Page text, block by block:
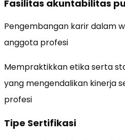
Fasilitas akuntabilitas
Pengembangan karir dalam
anggota profesi
Mempraktikkan etika serta
yang mengendalikan kinerja
profesi
Tipe Sertifikasi